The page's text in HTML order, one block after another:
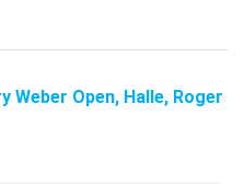
Weber Open, Halle, Roger